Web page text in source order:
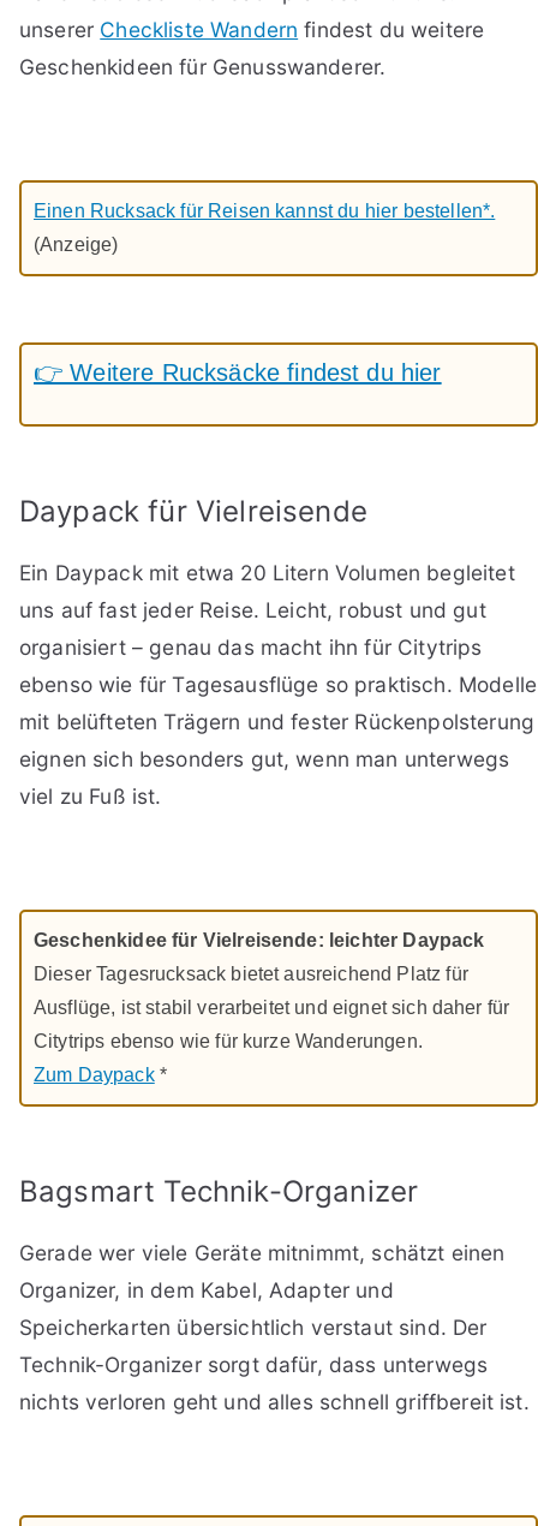
unserer Checkliste Wandern findest du weitere
Geschenkideen für Genusswanderer.
Einen Rucksack für Reisen kannst du hier bestellen*.
(Anzeige)
👉 Weitere Rucksäcke findest du hier
Daypack für Vielreisende
Ein Daypack mit etwa 20 Litern Volumen begleitet
uns auf fast jeder Reise. Leicht, robust und gut
organisiert – genau das macht ihn für Citytrips
ebenso wie für Tagesausflüge so praktisch. Modelle
mit belüfteten Trägern und fester Rückenpolsterung
eignen sich besonders gut, wenn man unterwegs
viel zu Fuß ist.
Geschenkidee für Vielreisende: leichter Daypack
Dieser Tagesrucksack bietet ausreichend Platz für
Ausflüge, ist stabil verarbeitet und eignet sich daher für
Citytrips ebenso wie für kurze Wanderungen.
Zum Daypack*
Bagsmart Technik-Organizer
Gerade wer viele Geräte mitnimmt, schätzt einen
Organizer, in dem Kabel, Adapter und
Speicherkarten übersichtlich verstaut sind. Der
Technik-Organizer sorgt dafür, dass unterwegs
nichts verloren geht und alles schnell griffbereit ist.